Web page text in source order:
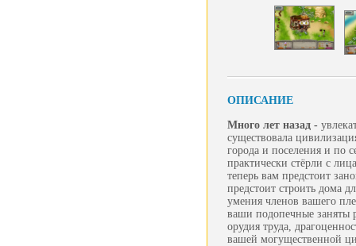
ОПИСАНИЕ
Много лет назад -
существовала
города и поселения и по
практически стёрли с
теперь вам предстоит
предстоит строить дома
умения членов вашего
ваши подопечные заняты
орудия труда,
вашей могущественной